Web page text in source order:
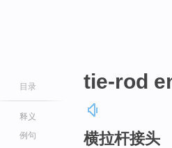
目录
释义
例句
tie-rod
横拉杆接头